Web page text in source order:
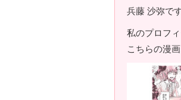
兵藤 沙弥です
私のプロフ
こちらの漫